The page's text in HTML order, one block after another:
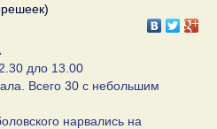
дло 13.00
Всего 30 с небольшим
нарвались на